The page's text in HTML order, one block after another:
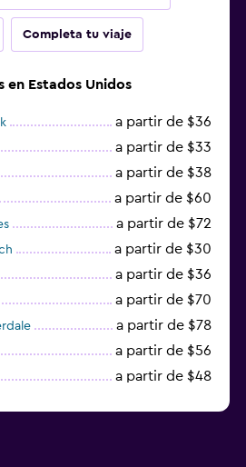
Completa tu viaje
en Estados Unidos
a partir de $36
a partir de $33
a partir de $38
a partir de $60
a partir de $72
a partir de $30
a partir de $36
a partir de $70
a partir de $78
a partir de $56
a partir de $48